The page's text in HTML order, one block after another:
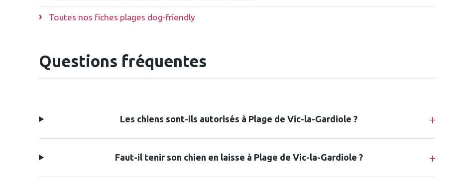
Toutes nos fiches plages dog-friendly
Questions fréquentes
Les chiens sont-ils autorisés à Plage de Vic-la-Gardiole ?
Faut-il tenir son chien en laisse à Plage de Vic-la-Gardiole ?